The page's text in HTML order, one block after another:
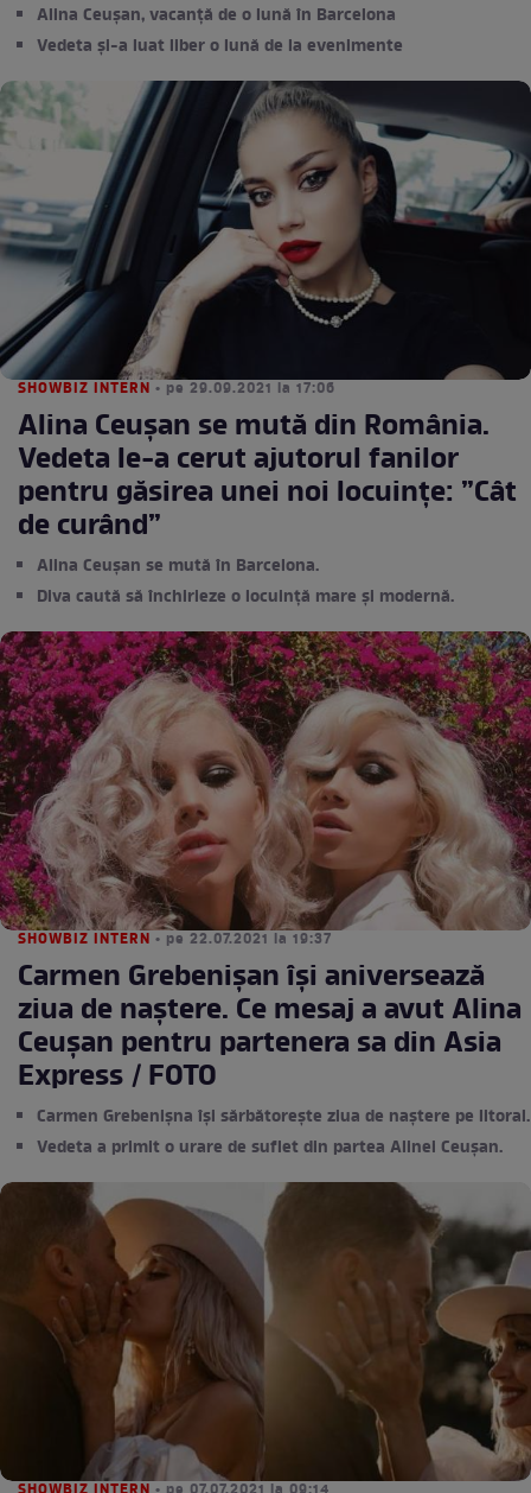
Alina Ceușan, vacanță de o lună în Barcelona
Vedeta și-a luat liber o lună de la evenimente
SHOWBIZ INTERN • pe 29.09.2021 la 17:06
Alina Ceușan se mută din România.
Vedeta le-a cerut ajutorul fanilor
pentru găsirea unei noi locuințe: ”Cât
de curând”
Alina Ceușan se mută în Barcelona.
Diva caută să închirieze o locuință mare și modernă.
SHOWBIZ INTERN • pe 22.07.2021 la 19:37
Carmen Grebenișan își aniversează
ziua de naștere. Ce mesaj a avut Alina
Ceușan pentru partenera sa din Asia
Express / FOTO
Carmen Grebenișna își sărbătorește ziua de naștere pe litoral.
Vedeta a primit o urare de suflet din partea Alinei Ceușan.